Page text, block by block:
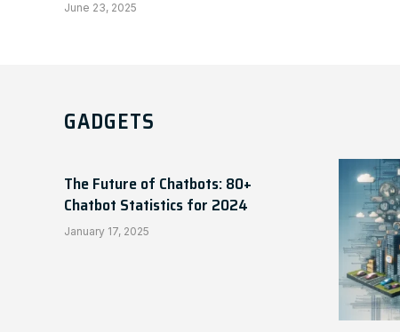
June 23, 2025
GADGETS
The Future of Chatbots: 80+
Chatbot Statistics for 2024
January 17, 2025